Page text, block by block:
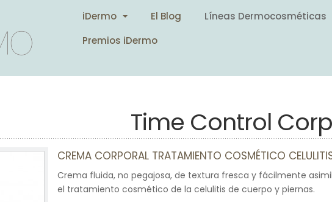
iDermo El Blog Líneas Dermocosméticas
Premios iDermo
Time Control
CREMA CORPORAL TRATAMIENTO COSMÉTICO
Crema fluida, no pegajosa, de textura fresca y fácilmente
el tratamiento cosmético de la celulitis de cuerpo y piernas.